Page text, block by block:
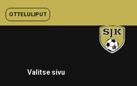
OTTELULIPUT
Valitse sivu